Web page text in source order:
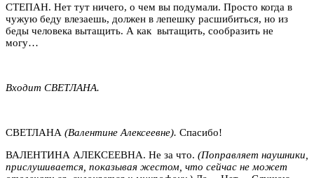
СТЕПАН. Нет тут ничего, о чем вы подумали. Просто когда в
чужую беду влезаешь, должен в лепешку расшибиться, но из
беды человека вытащить. А как вытащить, сообразить не
могу…
Входит СВЕТЛАНА.
СВЕТЛАНА (Валентине Алексеевне). Спасибо!
ВАЛЕНТИНА АЛЕКСЕЕВНА. Не за что. (Поправляет наушники,
прислушивается, показывая жестом, что сейчас не может